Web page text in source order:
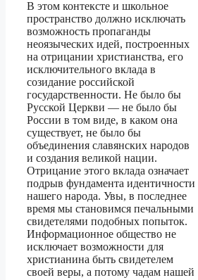
В этом контексте и школьное
пространство должно исключать
возможность пропаганды
неоязыческих идей, построенных
на отрицании христианства, его
исключительного вклада в
созидание российской
государственности. Не было бы
Русской Церкви — не было бы
России в том виде, в каком она
существует, не было бы
объединения славянских народов
и создания великой нации.
Отрицание этого вклада означает
подрыв фундамента идентичности
нашего народа. Увы, в последнее
время мы становимся печальными
свидетелями подобных попыток.
Информационное общество не
исключает возможности для
христианина быть свидетелем
своей веры, а потому чадам нашей